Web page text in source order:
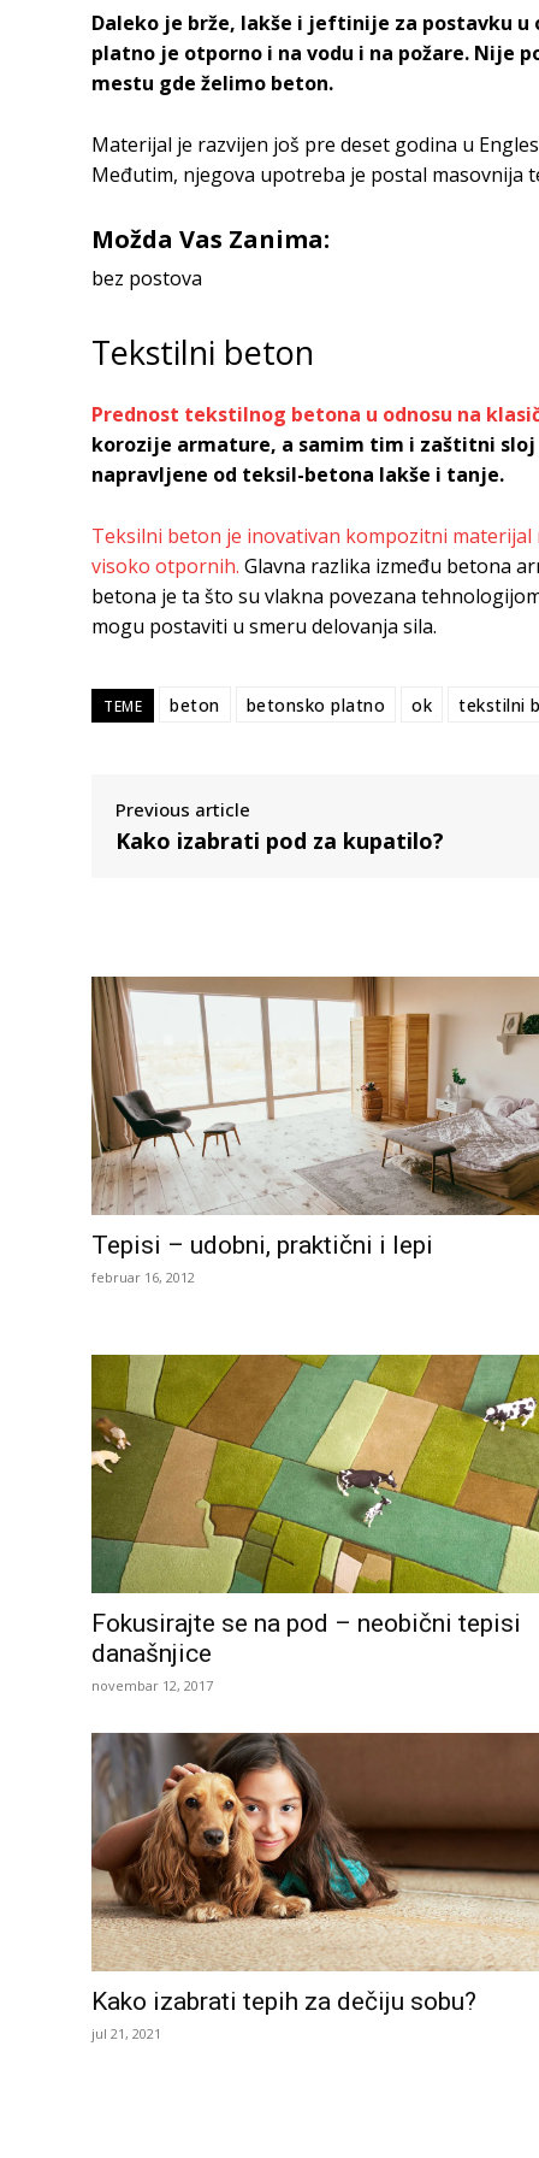
Daleko je brže, lakše i jeftinije za postavku u
platno je otporno i na vodu i na požare. Nije
mestu gde želimo beton.
Materijal je razvijen još pre deset godina u
Međutim, njegova upotreba je postal masovnija
Možda Vas Zanima:
bez postova
Tekstilni beton
Prednost tekstilnog betona u odnosu na
korozije armature, a samim tim i zaštitni
napravljene od teksil-betona lakše i tanje.
Teksilni beton je inovativan kompozitni
visoko otpornih. Glavna razlika između betona
betona je ta što su vlakna povezana
mogu postaviti u smeru delovanja sila.
TEME beton betonsko platno ok tekstilni
Previous article
Kako izabrati pod za kupatilo?
Tepisi – udobni, praktični i lepi
februar 16, 2012
Fokusirajte se na pod – neobični tepisi
današnjice
novembar 12, 2017
Kako izabrati tepih za dečiju sobu?
jul 21, 2021